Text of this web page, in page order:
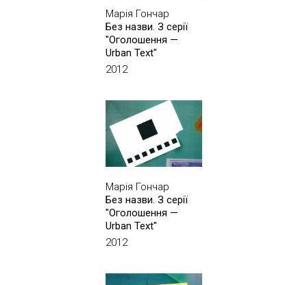
Марія Гончар
Без назви. З серії
"Оголошення —
Urban Text"
2012
Марія Гончар
Без назви. З серії
"Оголошення —
Urban Text"
2012